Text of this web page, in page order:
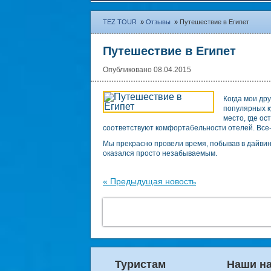
TEZ TOUR » Отзывы » Путешествие в Египет
Путешествие в Египет
Опубликовано 08.04.2015
Когда мои
популярных
место, где
соответствуют комфортабельности отелей.
Мы прекрасно провели время, побывав в
оказался просто незабываемым.
« Предыдущая новость
Туристам Наши